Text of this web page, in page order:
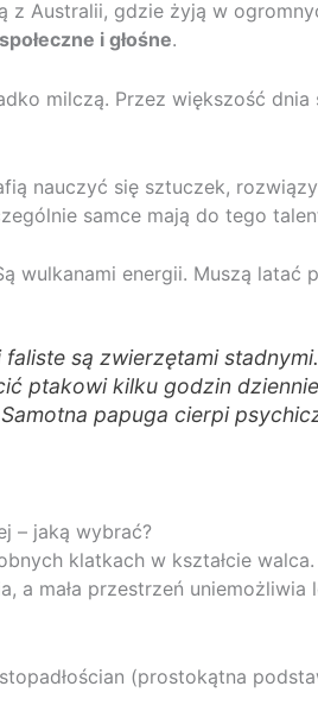
z Australii, gdzie żyją w
i głośne.
milczą. Przez większość
nauczyć się sztuczek,
samce mają do tego
wulkanami energii. Muszą
faliste są zwierzętami
ptakowi kilku godzin
papuga cierpi
– jaką wybrać?
klatkach w kształcie
a mała przestrzeń uniemożliwia
(prostokątna